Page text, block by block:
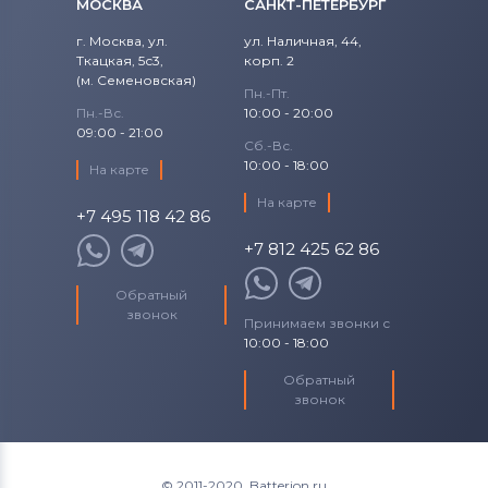
Универсальный
Блоки питания для мониторов
Siemens
Блоки питания для мониторов
Блоки питания для мониторов
МОСКВА
г. Москва, ул.
Ткацкая, 5с3,
(м. Семеновская)
Пн.-Вс.
09:00 - 21:00
На карте
+7 495 118 42 86
Обратный
звонок
САНКТ-ПЕТЕРБУРГ
ул. Наличная, 44,
корп. 2
Пн.-Пт.
10:00 - 20:00
Сб.-Вс.
10:00 - 18:00
На карте
+7 812 425 62 86
Принимаем звонки с
10:00 - 18:00
Обратный
звонок